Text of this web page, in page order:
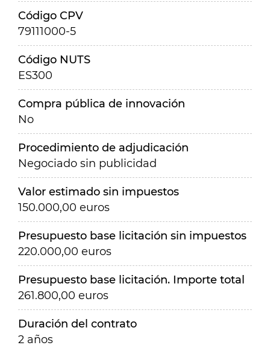
Código CPV
79111000-5
Código NUTS
ES300
Compra pública de innovación
No
Procedimiento de adjudicación
Negociado sin publicidad
Valor estimado sin impuestos
150.000,00 euros
Presupuesto base licitación sin impuestos
220.000,00 euros
Presupuesto base licitación. Importe total
261.800,00 euros
Duración del contrato
2 años